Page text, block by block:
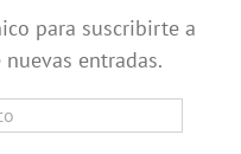
para suscribirte a
entradas.